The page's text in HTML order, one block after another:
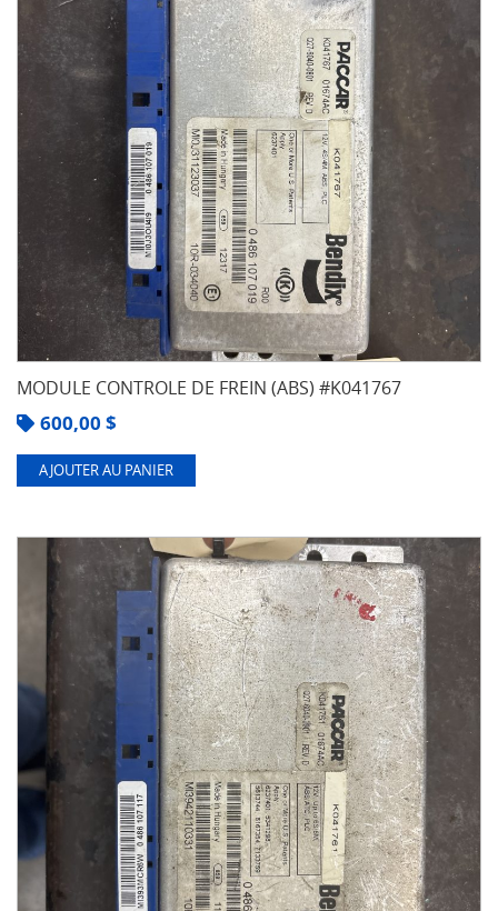
MODULE CONTROLE DE FREIN (ABS) #K041767
600,00 $
AJOUTER AU PANIER